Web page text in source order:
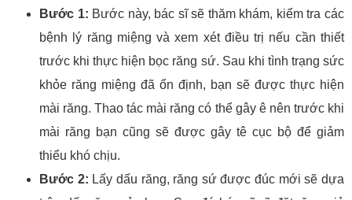
Bước 1: Bước này, bác sĩ sẽ thăm khám, kiểm tra các
bệnh lý răng miệng và xem xét điều trị nếu cần thiết
trước khi thực hiện bọc răng sứ. Sau khi tình trạng sức
khỏe răng miệng đã ổn định, bạn sẽ được thực hiện
mài răng. Thao tác mài răng có thể gây ê nên trước khi
mài răng bạn cũng sẽ được gây tê cục bộ để giảm
thiểu khó chịu.
Bước 2: Lấy dấu răng, răng sứ được đúc mới sẽ dựa